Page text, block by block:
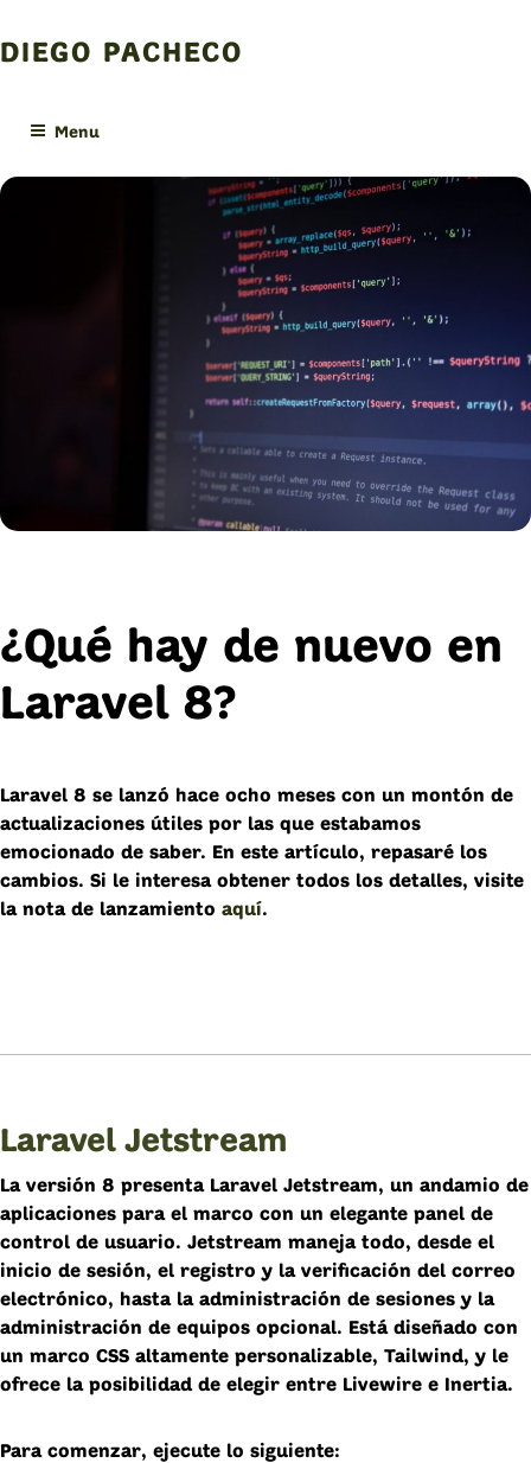
to
content
DIEGO PACHECO
Menu
¿Qué hay de nuevo en
Laravel 8?
Laravel 8 se lanzó hace ocho meses con un montón de
actualizaciones útiles por las que estabamos
emocionado de saber. En este artículo, repasaré los
cambios. Si le interesa obtener todos los detalles, visite
la nota de lanzamiento aquí.
Laravel Jetstream
La versión 8 presenta Laravel Jetstream, un andamio de
aplicaciones para el marco con un elegante panel de
control de usuario. Jetstream maneja todo, desde el
inicio de sesión, el registro y la verificación del correo
electrónico, hasta la administración de sesiones y la
administración de equipos opcional. Está diseñado con
un marco CSS altamente personalizable, Tailwind, y le
ofrece la posibilidad de elegir entre Livewire e Inertia.
Para comenzar, ejecute lo siguiente: